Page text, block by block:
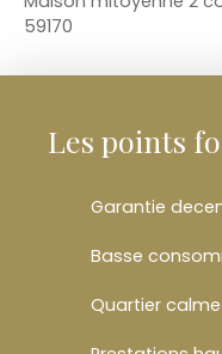
59170
Les points
Garantie
Basse
Quartier calme